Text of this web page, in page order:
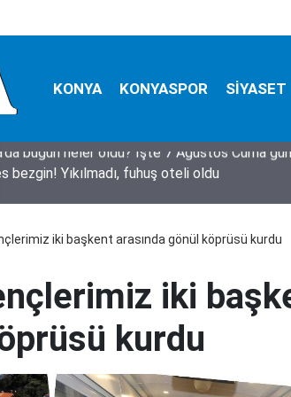
KONYA KONYASPOR SİYASET
bezgin! Yıkılmadı, fuhuş oteli oldu
iki başkent arasında gönül köprüsü kurdu
iki
kurdu